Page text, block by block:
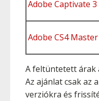
Adobe Captivate 3
Adobe CS4
A feltüntetett árak
Az ajánlat csak az
verziókra és